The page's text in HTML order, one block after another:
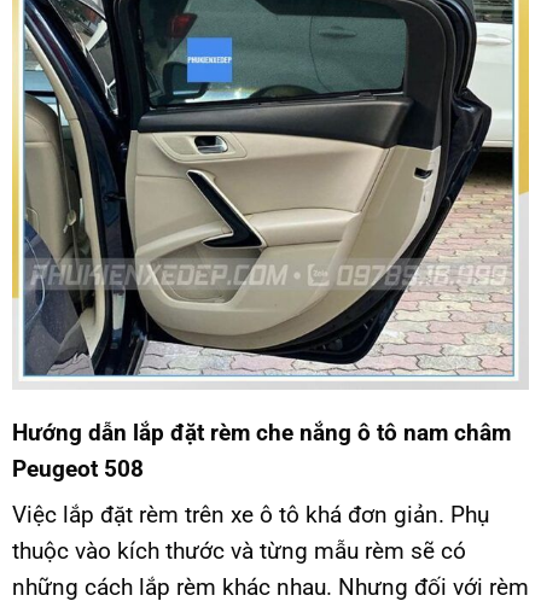
Hướng dẫn lắp đặt rèm che nắng ô tô nam châm
Peugeot 508
Việc lắp đặt rèm trên xe ô tô khá đơn giản. Phụ
thuộc vào kích thước và từng mẫu rèm sẽ có
những cách lắp rèm khác nhau. Nhưng đối với rèm